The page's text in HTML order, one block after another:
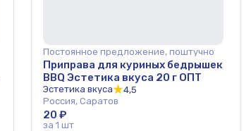
Постоянное предложение, поштучно
Приправа для куриных бедрышек
BBQ Эстетика вкуса 20 г ОПТ
Эстетика вкуса
4,5
Россия, Саратов
20 ₽
за 1 шт